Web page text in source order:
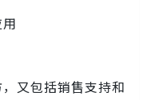
又包括销售支持和